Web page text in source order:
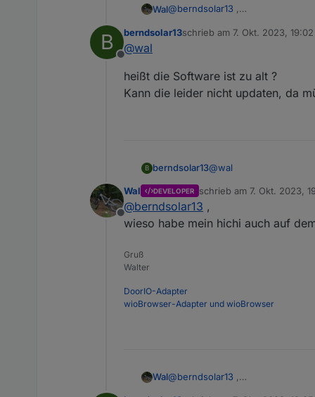
Wal@berndsolar13 ,
B
Offline
berndsolar13schrieb am 7. Okt. 2023, 19:02
zuletzt editiert von
@wal
heißt die Software ist zu alt ?
Kann die leider nicht updaten, da
B berndsolar13@wal
heißt die Software ist zu
Offline
Wal DEVELOPER schrieb am 7. Okt. 2023,
zuletzt editiert von
@berndsolar13 ,
wieso habe mein hichi auch auf
Gruß
Walter
DoorIO-Adapter
wioBrowser-Adapter und wioBrowser
Wal@berndsolar13 ,